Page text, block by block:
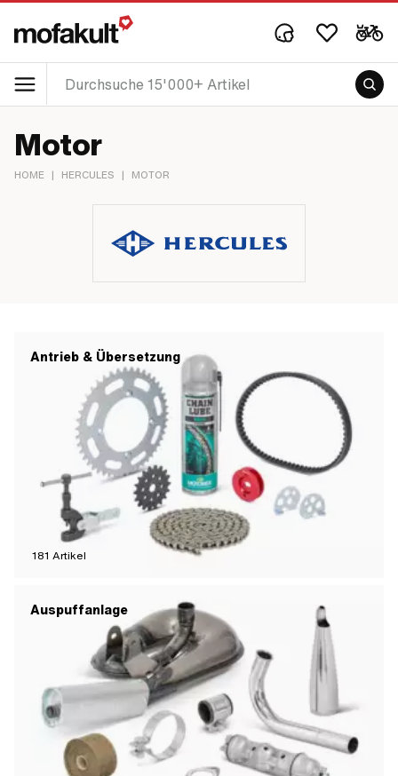
Motor
HOME | HERCULES | MOTOR
Antrieb & Übersetzung
181 Artikel
Auspuffanlage